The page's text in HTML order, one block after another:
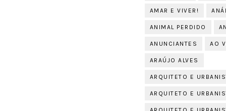
AMAR E VIVER!
ANIMAL PERDIDO
ANUNCIANTES AO
ARAÚJO ALVES
ARQUITETO E
ARQUITETO E